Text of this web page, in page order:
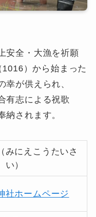
安全・大漁を祈願
）から始まった
幸が供えられ、
有志による祝歌
納されます。
みにえこうたいさ
い）
社ホームページ